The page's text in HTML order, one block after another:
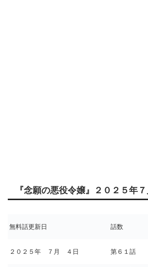
『念願の悪役令嬢』２０２５年７
無料話更新日 話数
２０２５年 ７月 ４日 第６１話